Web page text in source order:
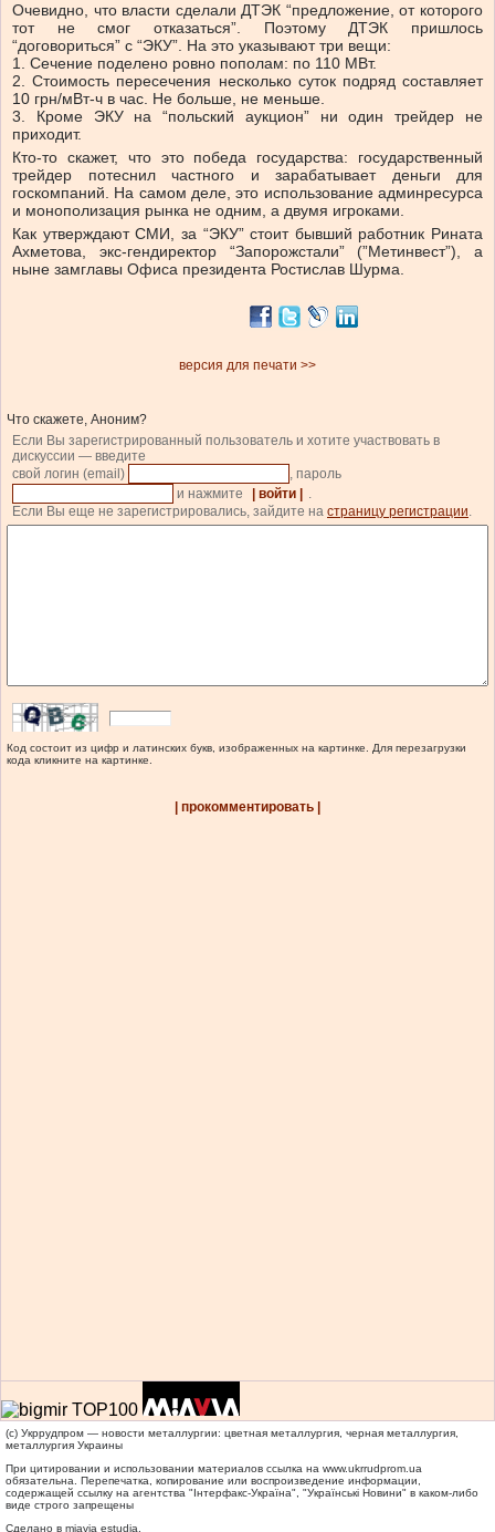
Очевидно, что власти сделали ДТЭК “предложение, от которого
тот не смог отказаться”. Поэтому ДТЭК пришлось
“договориться” с “ЭКУ”. На это указывают три вещи:
1. Сечение поделено ровно пополам: по 110 МВт.
2. Стоимость пересечения несколько суток подряд составляет
10 грн/мВт-ч в час. Не больше, не меньше.
3. Кроме ЭКУ на “польский аукцион” ни один трейдер не
приходит.
Кто-то скажет, что это победа государства: государственный
трейдер потеснил частного и зарабатывает деньги для
госкомпаний. На самом деле, это использование админресурса
и монополизация рынка не одним, а двумя игроками.
Как утверждают СМИ, за “ЭКУ” стоит бывший работник Рината
Ахметова, экс-гендиректор “Запорожстали” (”Метинвест”), а
ныне замглавы Офиса президента Ростислав Шурма.
версия для печати >>
Что скажете, Аноним?
Если Вы зарегистрированный пользователь и хотите участвовать в
дискуссии — введите
свой логин (email)
, пароль
и нажмите
| войти |
.
Если Вы еще не зарегистрировались, зайдите на страницу регистрации.
Код состоит из цифр и латинских букв, изображенных на картинке. Для перезагрузки
кода кликните на картинке.
| прокомментировать |
(c) Укррудпром — новости металлургии: цветная металлургия, черная металлургия,
металлургия Украины
При цитировании и использовании материалов ссылка на www.ukrrudprom.ua
обязательна. Перепечатка, копирование или воспроизведение информации,
содержащей ссылку на агентства "Iнтерфакс-Україна", "Українськi Новини" в каком-либо
виде строго запрещены
Сделано в miavia estudia.